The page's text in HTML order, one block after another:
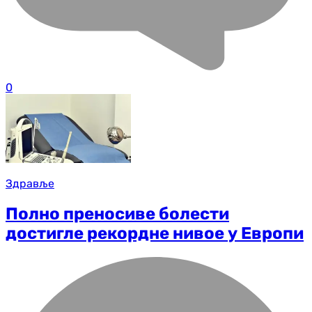
0
Здравље
Полно преносиве болести
достигле рекордне нивое у Европи